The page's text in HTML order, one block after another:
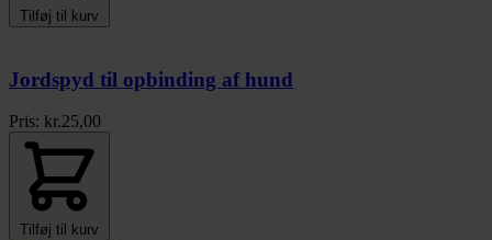
Tilføj til kurv
Jordspyd til opbinding af hund
Pris: kr.25,00
Tilføj til kurv